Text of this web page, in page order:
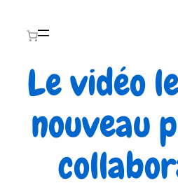
Le vidéo
nouveau